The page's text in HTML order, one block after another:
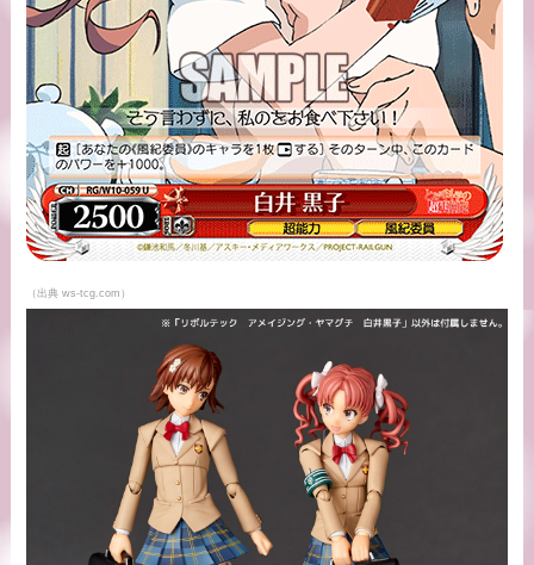
（出典 ws-tcg.com）